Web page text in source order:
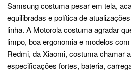
Samsung costuma pesar em tela,
equilibradas e política de
linha. A Motorola costuma agradar
limpo, boa ergonomia e modelos
Redmi, da Xiaomi, costuma chamar
especificações fortes, bateria,